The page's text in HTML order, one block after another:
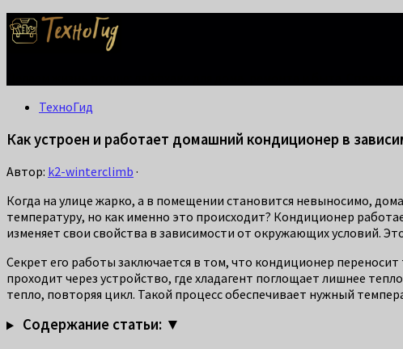
ТехноГид
Как устроен и работает домашний кондиционер в
Автор: k2-winterclimb ·
Когда на улице жарко, а в помещении становится невыносимо,
температуру, но как именно это происходит? Кондиционер
изменяет свои свойства в зависимости от окружающих условий.
Секрет его работы заключается в том, что кондиционер
проходит через устройство, где хладагент поглощает лишнее
тепло, повторяя цикл. Такой процесс обеспечивает нужный
Содержание статьи: ▼